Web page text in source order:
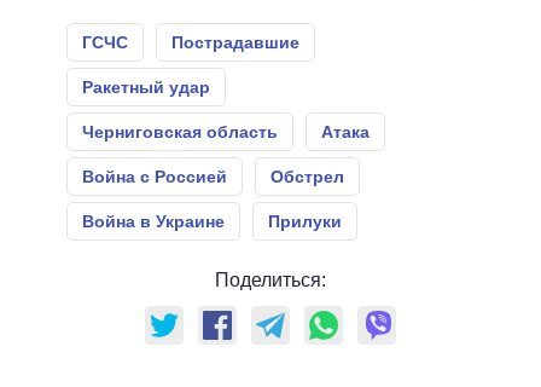
ГСЧС Пострадавшие
Ракетный удар
Черниговская область Атака
Война с Россией Обстрел
Война в Украине Прилуки
Поделиться: